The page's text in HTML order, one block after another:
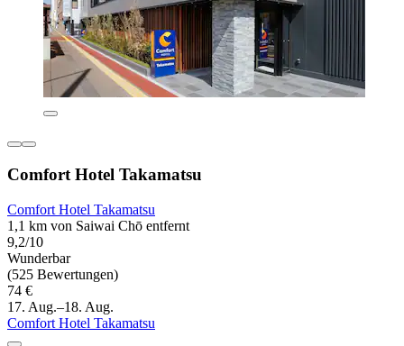
Comfort Hotel Takamatsu
Comfort Hotel Takamatsu
1,1 km von Saiwai Chō entfernt
9,2/10
Wunderbar
(525 Bewertungen)
74 €
17. Aug.–18. Aug.
Comfort Hotel Takamatsu